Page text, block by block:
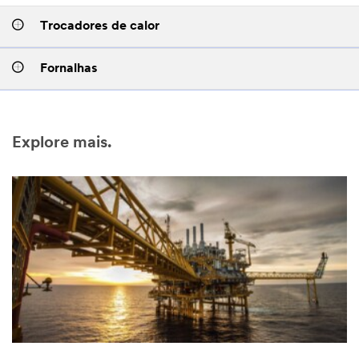
Trocadores de calor
Fornalhas
Explore mais.